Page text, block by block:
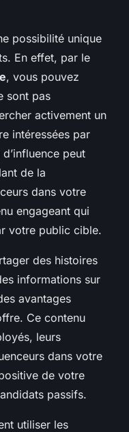
possibilité unique
En effet, par le
, vous pouvez
sont pas
activement un
intéressées par
peut
de la
dans votre
engageant qui
votre public cible.
des histoires
informations sur
avantages
Ce contenu
leurs
dans votre
de votre
passifs.
utiliser les